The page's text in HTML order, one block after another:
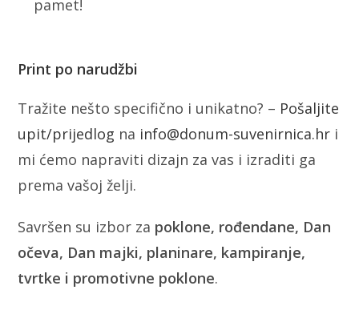
pamet!
Print po narudžbi
Tražite nešto specifično i unikatno? – Pošaljite
upit/prijedlog na info@donum-suvenirnica.hr i
mi ćemo napraviti dizajn za vas i izraditi ga
prema vašoj želji.
Savršen su izbor za poklone, rođendane, Dan
očeva, Dan majki, planinare, kampiranje,
tvrtke i promotivne poklone.